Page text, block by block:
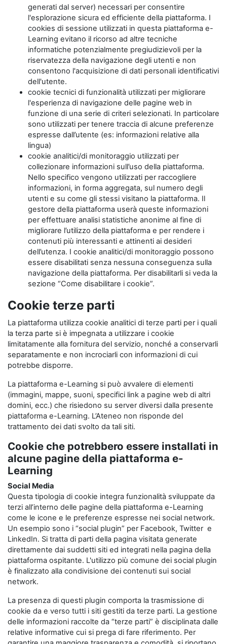
generati dal server) necessari per consentire
l'esplorazione sicura ed efficiente della piattaforma. I
cookies di sessione utilizzati in questa piattaforma e-
Learning evitano il ricorso ad altre tecniche
informatiche potenzialmente pregiudizievoli per la
riservatezza della navigazione degli utenti e non
consentono l'acquisizione di dati personali identificativi
dell'utente.
cookie tecnici di funzionalità utilizzati per migliorare
l'esperienza di navigazione delle pagine web in
funzione di una serie di criteri selezionati. In particolare
sono utilizzati per tenere traccia di alcune preferenze
espresse dall’utente (es: informazioni relative alla
lingua)
cookie analitici/di monitoraggio utilizzati per
collezionare informazioni sull’uso della piattaforma.
Nello specifico vengono utilizzati per raccogliere
informazioni, in forma aggregata, sul numero degli
utenti e su come gli stessi visitano la piattaforma. Il
gestore della piattaforma userà queste informazioni
per effettuare analisi statistiche anonime al fine di
migliorare l’utilizzo della piattaforma e per rendere i
contenuti più interessanti e attinenti ai desideri
dell’utenza. I cookie analitici/di monitoraggio possono
essere disabilitati senza nessuna conseguenza sulla
navigazione della piattaforma. Per disabilitarli si veda la
sezione “Come disabilitare i cookie”.
Cookie terze parti
La piattaforma utilizza cookie analitici di terze parti per i quali
la terza parte si è impegnata a utilizzare i cookie
limitatamente alla fornitura del servizio, nonché a conservarli
separatamente e non incrociarli con informazioni di cui
potrebbe disporre.
La piattaforma e-Learning si può avvalere di elementi
(immagini, mappe, suoni, specifici link a pagine web di altri
domini, ecc.) che risiedono su server diversi dalla presente
piattaforma e-Learning. L’Ateneo non risponde del
trattamento dei dati svolto da tali siti.
Cookie che potrebbero essere installati in
alcune pagine della piattaforma e-
Learning
Social Media
Questa tipologia di cookie integra funzionalità sviluppate da
terzi all’interno delle pagine della piattaforma e-Learning
come le icone e le preferenze espresse nei social network.
Un esempio sono i “social plugin” per Facebook, Twitter e
LinkedIn. Si tratta di parti della pagina visitata generate
direttamente dai suddetti siti ed integrati nella pagina della
piattaforma ospitante. L'utilizzo più comune dei social plugin
è finalizzato alla condivisione dei contenuti sui social
network.
La presenza di questi plugin comporta la trasmissione di
cookie da e verso tutti i siti gestiti da terze parti. La gestione
delle informazioni raccolte da “terze parti” è disciplinata dalle
relative informative cui si prega di fare riferimento. Per